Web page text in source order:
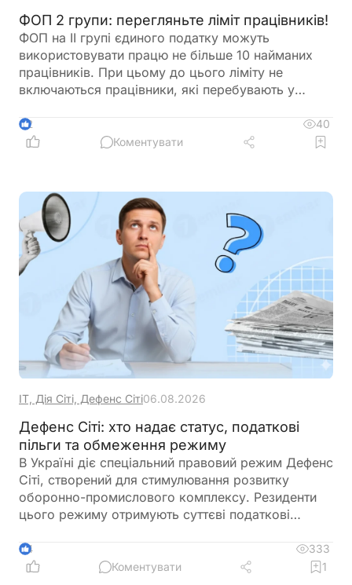
ФОП 2 групи: перегляньте ліміт працівників!
ФОП на ІІ групі єдиного податку можуть
використовувати працю не більше 10 найманих
працівників. При цьому до цього ліміту не
включаються працівники, які перебувають у
відпустці для догляду за дитиною. Перед
оформленням нового працівника варто
2
40
Коментувати
ІТ, Дія Сіті, Дефенс Сіті06.08.2026
Дефенс Сіті: хто надає статус, податкові
пільги та обмеження режиму
В Україні діє спеціальний правовий режим Дефенс
Сіті, створений для стимулювання розвитку
оборонно-промислового комплексу. Резиденти
цього режиму отримують суттєві податкові
цільового використання прибутку, обмеження на
виплату дивідендів та інвестиційні правила.
4
333
Коментувати
1